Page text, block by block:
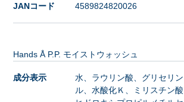
JANコード 4589824820026
Hands Å P.P. モイストウォッシュ
成分表示
水、ラウリン酸、グリセリ
ル、水酸化Ｋ、ミリスチン酸